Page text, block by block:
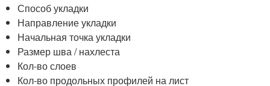
Способ укладки
Направление укладки
Начальная точка укладки
Размер шва / нахлеста
Кол-во слоев
Кол-во продольных профилей на лист